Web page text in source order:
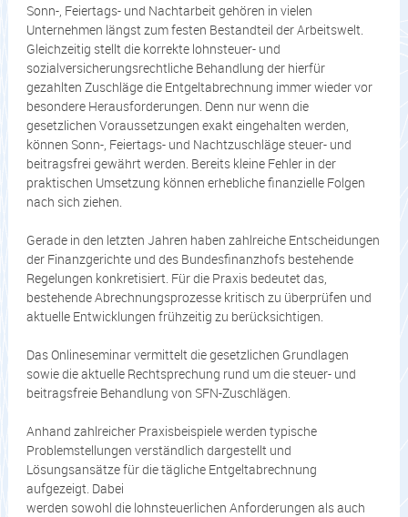
Sonn-, Feiertags- und Nachtarbeit gehören in vielen
Unternehmen längst zum festen Bestandteil der Arbeitswelt.
Gleichzeitig stellt die korrekte lohnsteuer- und
sozialversicherungsrechtliche Behandlung der hierfür
gezahlten Zuschläge die Entgeltabrechnung immer wieder vor
besondere Herausforderungen. Denn nur wenn die
gesetzlichen Voraussetzungen exakt eingehalten werden,
können Sonn-, Feiertags- und Nachtzuschläge steuer- und
beitragsfrei gewährt werden. Bereits kleine Fehler in der
praktischen Umsetzung können erhebliche finanzielle Folgen
nach sich ziehen.
Gerade in den letzten Jahren haben zahlreiche Entscheidungen
der Finanzgerichte und des Bundesfinanzhofs bestehende
Regelungen konkretisiert. Für die Praxis bedeutet das,
bestehende Abrechnungsprozesse kritisch zu überprüfen und
aktuelle Entwicklungen frühzeitig zu berücksichtigen.
Das Onlineseminar vermittelt die gesetzlichen Grundlagen
sowie die aktuelle Rechtsprechung rund um die steuer- und
beitragsfreie Behandlung von SFN-Zuschlägen.
Anhand zahlreicher Praxisbeispiele werden typische
Problemstellungen verständlich dargestellt und
Lösungsansätze für die tägliche Entgeltabrechnung
aufgezeigt. Dabei
werden sowohl die lohnsteuerlichen Anforderungen als auch